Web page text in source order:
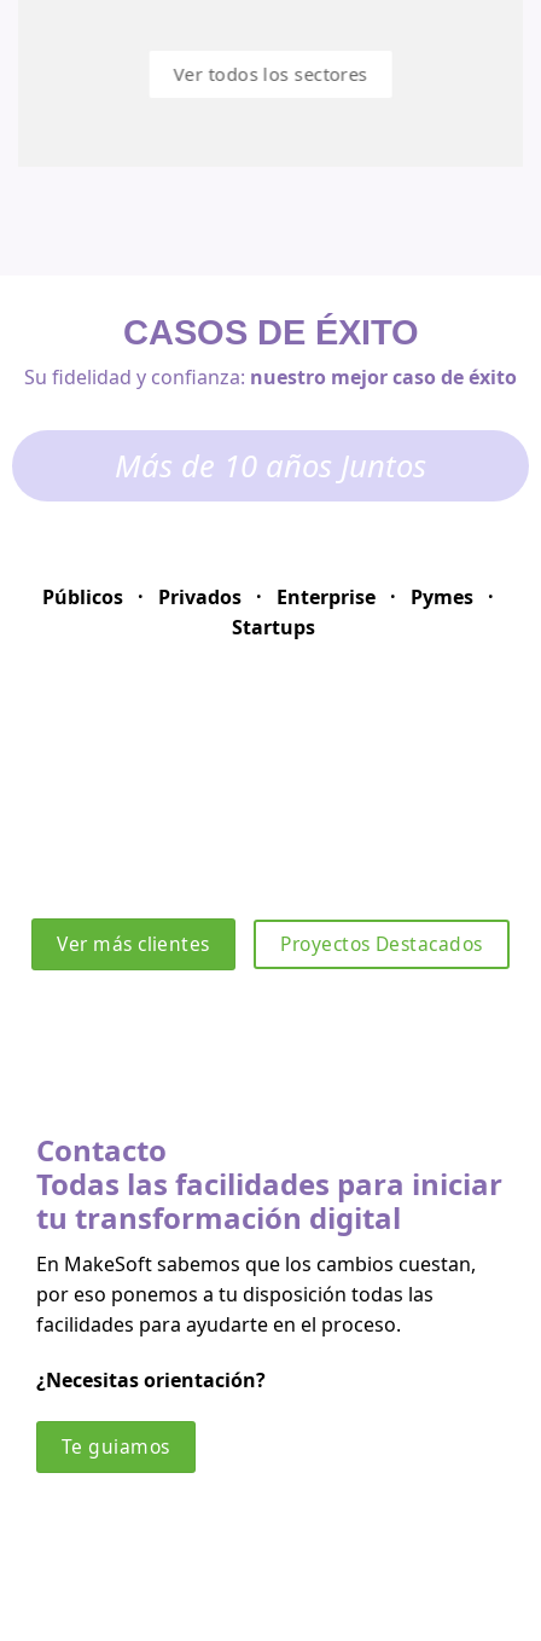
Ver todos los sectores
CASOS DE ÉXITO
Su fidelidad y confianza: nuestro mejor caso de éxito
Más de 10 años Juntos
Públicos · Privados · Enterprise · Pymes ·
Startups
Ver más clientes Proyectos Destacados
Contacto
Todas las facilidades para iniciar
tu transformación digital
En MakeSoft sabemos que los cambios cuestan,
por eso ponemos a tu disposición todas las
facilidades para ayudarte en el proceso.
¿Necesitas orientación?
Te guiamos